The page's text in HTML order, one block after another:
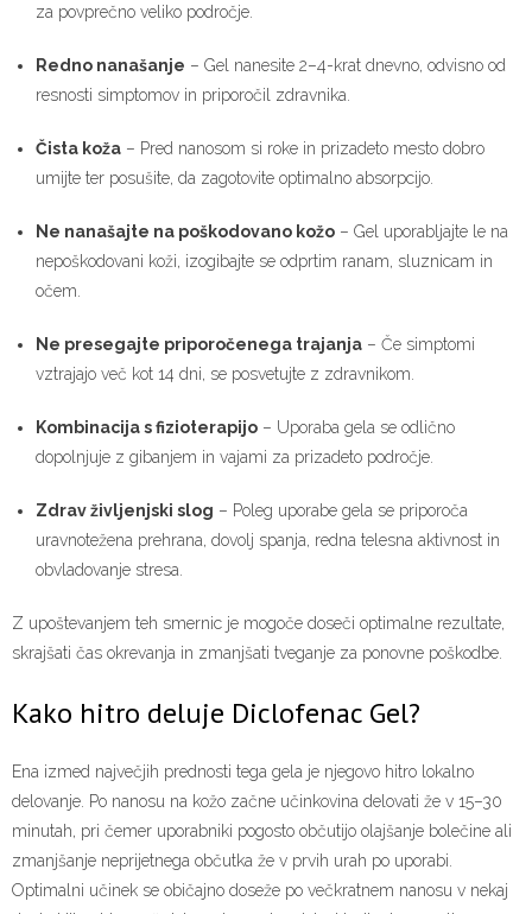
za povprečno veliko področje.
Redno nanašanje – Gel nanesite 2–4-krat dnevno, odvisno od
resnosti simptomov in priporočil zdravnika.
Čista koža – Pred nanosom si roke in prizadeto mesto dobro
umijte ter posušite, da zagotovite optimalno absorpcijo.
Ne nanašajte na poškodovano kožo – Gel uporabljajte le na
nepoškodovani koži, izogibajte se odprtim ranam, sluznicam in
očem.
Ne presegajte priporočenega trajanja – Če simptomi
vztrajajo več kot 14 dni, se posvetujte z zdravnikom.
Kombinacija s fizioterapijo – Uporaba gela se odlično
dopolnjuje z gibanjem in vajami za prizadeto področje.
Zdrav življenjski slog – Poleg uporabe gela se priporoča
uravnotežena prehrana, dovolj spanja, redna telesna aktivnost in
obvladovanje stresa.
Z upoštevanjem teh smernic je mogoče doseči optimalne rezultate,
skrajšati čas okrevanja in zmanjšati tveganje za ponovne poškodbe.
Kako hitro deluje Diclofenac Gel?
Ena izmed največjih prednosti tega gela je njegovo hitro lokalno
delovanje. Po nanosu na kožo začne učinkovina delovati že v 15–30
minutah, pri čemer uporabniki pogosto občutijo olajšanje bolečine ali
zmanjšanje neprijetnega občutka že v prvih urah po uporabi.
Optimalni učinek se običajno doseže po večkratnem nanosu v nekaj